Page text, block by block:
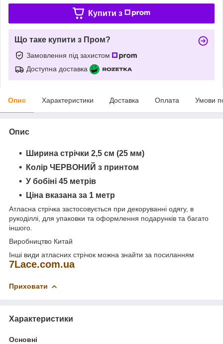
Купити з
Що таке купити з Пром?
Замовлення під захистом
Доступна доставка
Опис Характеристики Доставка Оплата Умови
Опис
Ширина стрічки 2,5 см (25 мм)
Колір ЧЕРВОНИЙ з принтом
У бобіні 45 метрів
Ціна вказана за 1 метр
Атласна стрічка застосовується при декоруванні одягу, в
рукоділлі, для упаковки та оформлення подарунків та багато
іншого.
Виробництво Китай
Інші види атласних стрічок можна знайти за посиланням
7Lace.com.ua
Приховати
Характеристики
Основні